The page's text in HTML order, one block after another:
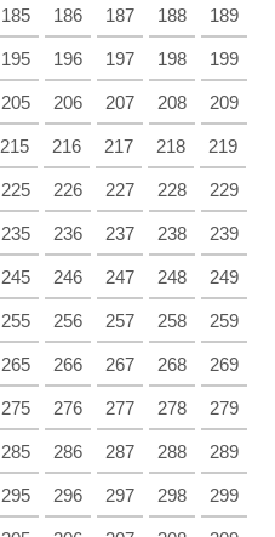
185 186 187 188 189
195 196 197 198 199
205 206 207 208 209
215 216 217 218 219
225 226 227 228 229
235 236 237 238 239
245 246 247 248 249
255 256 257 258 259
265 266 267 268 269
275 276 277 278 279
285 286 287 288 289
295 296 297 298 299